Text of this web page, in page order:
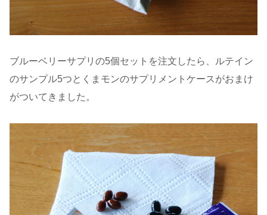
ブルーベリーサプリの5個セットを注文したら、ルテイン
のサンプル5つとくまモンのサプリメントケースがおまけ
がついてきました。